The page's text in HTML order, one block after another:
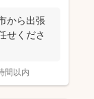
から出張
せくださ
間以内